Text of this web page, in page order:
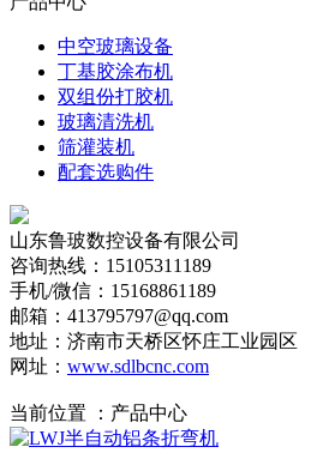
中空玻璃设备
丁基胶涂布机
双组份打胶机
玻璃清洗机
筛灌装机
配套选购件
山东鲁玻数控设备有限公司
咨询热线：15105311189
手机/微信：15168861189
邮箱：413795797@qq.com
地址：济南市天桥区怀庄工业园区
网址： www.sdlbcnc.com
当前位置 ： 产品中心